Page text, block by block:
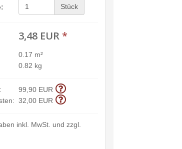
Stück
3,48 EUR *
0.17 m²
0.82 kg
99,90 EUR
32,00 EUR
inkl. MwSt. und zzgl.